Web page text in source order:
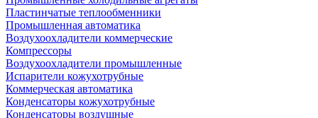
Пластинчатые теплообменники
Промышленная автоматика
Воздухоохладители коммерческие
Компрессоры
Воздухоохладители промышленные
Испарители кожухотрубные
Коммерческая автоматика
Конденсаторы кожухотрубные
Конденсаторы воздушные